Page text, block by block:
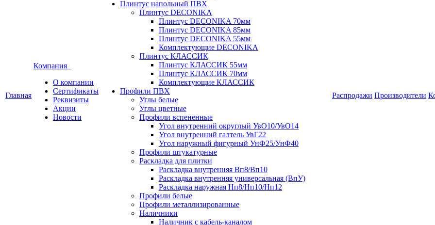
Главная
Компания
О компании
Сертификаты
Реквизиты
Акции
Новости
Плинтус напольный ПВХ
Плинтус DECONIKA
Плинтус DECONIKA 70мм
Плинтус DECONIKA 85мм
Плинтус DECONIKA 55мм
Комплектующие DECONIKA
Плинтус КЛАССИК
Плинтус КЛАССИК 55мм
Плинтус КЛАССИК 70мм
Комплектующие КЛАССИК
Профили ПВХ
Углы белые
Углы цветные
Профили вспененные
Угол внутренний округлый УвО10/УвО14
Угол внутренний галтель УвГ22
Угол наружный фигурный УнФ25/УнФ40
Профили штукатурные
Раскладка для плитки
Раскладка внутренняя Вп8/Вп10
Раскладка внутренняя универсальная (ВпУ)
Раскладка наружная Нп8/Нп10/Нп12
Профили белые
Профили металлизированные
Наличники
Наличник с кабель-каналом
Распродажи Производители